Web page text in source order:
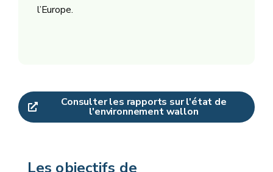
l’Europe.
Consulter les rapports sur l'état de
l'environnement wallon
Les objectifs de